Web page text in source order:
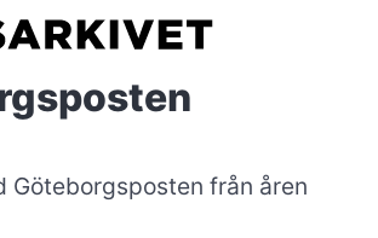
Göteborgsposten från åren